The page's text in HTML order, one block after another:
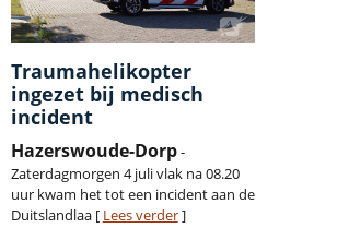
Traumahelikopter
ingezet bij medisch
incident
Hazerswoude-Dorp-
Zaterdagmorgen 4 juli vlak na 08.20
uur kwam het tot een incident aan de
Duitslandlaa [ Lees verder]